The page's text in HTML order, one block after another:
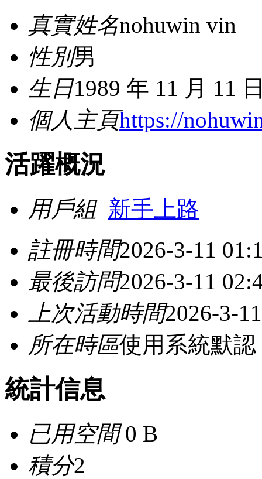
真實姓名nohuwin vin
性別男
生日1989 年 11 月 11
個人主頁https://
活躍概況
用戶組 新手上路
註冊時間2026-3-11
最後訪問2026-3-11
上次活動時間2026-3-
所在時區使用系統默認
統計信息
已用空間0 B
積分2